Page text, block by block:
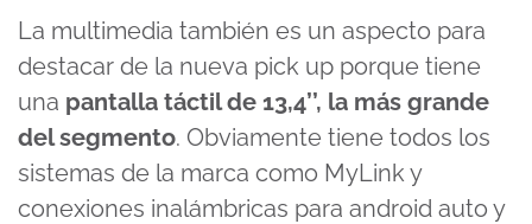
La multimedia también es un aspecto para
destacar de la nueva pick up porque tiene
una pantalla táctil de 13,4’’, la más grande
del segmento. Obviamente tiene todos los
sistemas de la marca como MyLink y
conexiones inalámbricas para android auto y